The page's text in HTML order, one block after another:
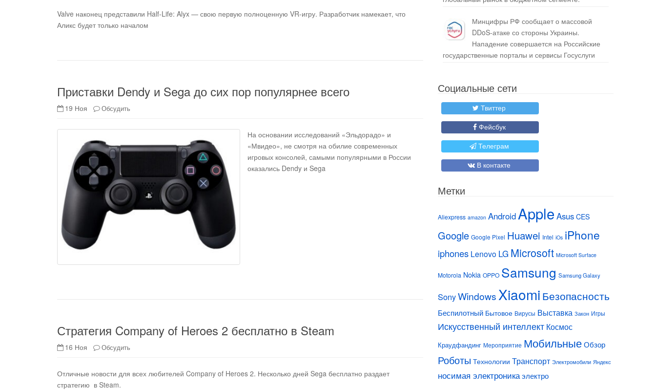
Valve наконец представили Half-Life: Alyx — свою первую полноценную VR-игру. Разработчик намекает, что
Аликс будет только началом
Приставки Dendy и Sega до сих пор популярнее всего
19 Ноя Обсудить
На основании исследований «Эльдорадо» и
«Мвидео», не смотря на обилие современных
игровых консолей, самыми популярными в России
оказались Dendy и Sega
Стратегия Company of Heroes 2 бесплатно в Steam
16 Ноя Обсудить
Отличные новости для всех любителей Company of Heroes 2. Несколько дней Sega бесплатно раздает
стратегию в Steam.
Минцифры РФ сообщает о массовой
DDoS-атаке со стороны Украины.
Нападение совершается на Российские
государственные порталы и сервисы Госуслуги
Социальные сети
Твиттер
Фейсбук
Телеграм
В контакте
Метки
Aliexpress amazon Android Apple Asus CES
Google Google Pixel Huawei Intel iOs iPhone
iphones Lenovo LG Microsoft Microsoft Surface
Motorola Nokia OPPO Samsung Samsung Galaxy
SonyWindowsXiaomi Безопасность
Беспилотный Бытовое Вирусы Выставка Закон Игры
Искусственный интеллект Космос
Краудфандинг Мероприятие МобильныеОбзор
Роботы Технологии Транспорт Электромобили Яндекс
носимая электроникаэлектро